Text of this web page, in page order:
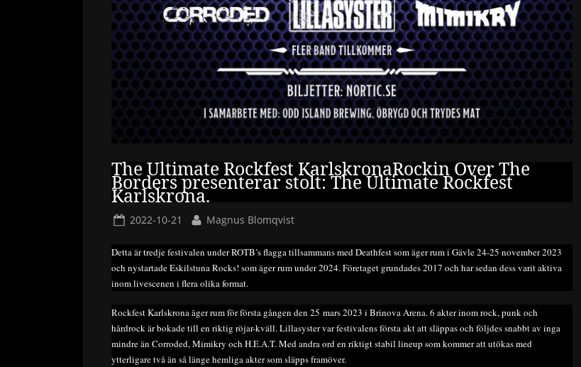
The Ultimate Rockfest KarlskronaRockin Over The
Borders presenterar stolt: The Ultimate Rockfest
Karlskrona.
Posted
2022-10-21 By
Magnus Blomqvist
Detta är tredje festivalen under ROTB’s flagga tillsammans med Deathfest som äger rum i Gävle 24-25 november 2023
och nystartade Eskilstuna Rocks! som äger rum under 2024. Företaget grundades 2017 och har sedan dess varit aktiva
inom livescenen i flera olika format.
Rockfest Karlskrona äger rum för första gången den 25 mars 2023 i Brinova Arena. 6 akter inom rock, punk och
hårdrock är bokade till en riktig röjar-kväll. Lillasyster var festivalens första akt att släppas och följdes snabbt av inga
mindre än Corroded, Mimikry och H.E.A.T. Med andra ord en riktigt stabil lineup som kommer att utökas med
ytterligare två än så länge hemliga akter som släpps framöver.